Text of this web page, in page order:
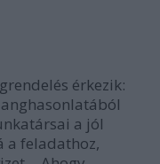
érkezik:
a jól
a feladathoz,